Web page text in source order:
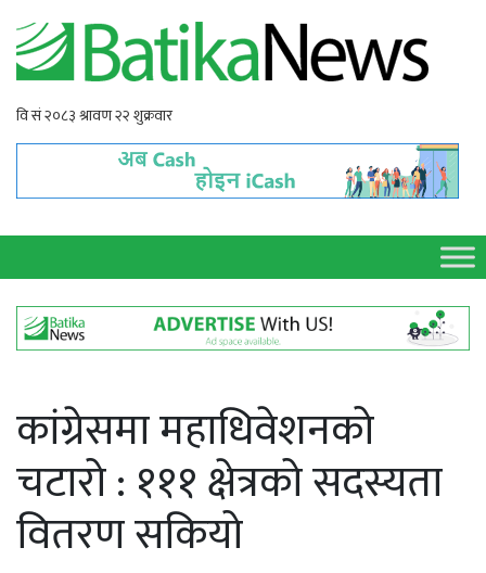
कांग्रेसमा महाधिवेशनको
चटारो : १११ क्षेत्रको सदस्यता
वितरण सकियो